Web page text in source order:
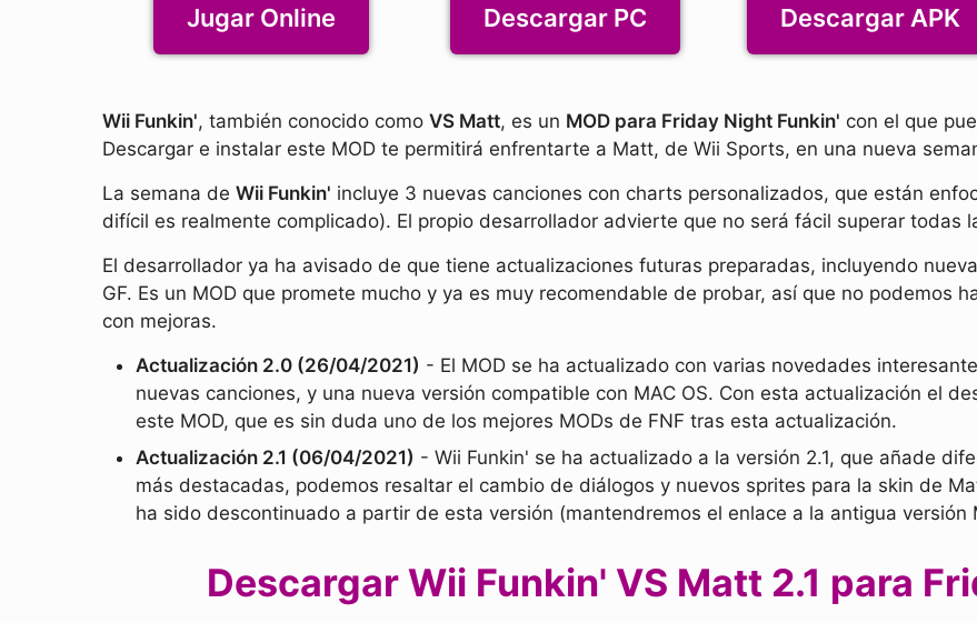
Jugar Online Descargar PC Descargar APK
Wii Funkin', también conocido como VS Matt, es un MOD para Friday Night Funkin' con el que
Descargar e instalar este MOD te permitirá enfrentarte a Matt, de Wii Sports, en una nueva
La semana de Wii Funkin' incluye 3 nuevas canciones con charts personalizados, que están
difícil es realmente complicado). El propio desarrollador advierte que no será fácil superar todas
El desarrollador ya ha avisado de que tiene actualizaciones futuras preparadas, incluyendo
GF. Es un MOD que promete mucho y ya es muy recomendable de probar, así que no podemos
con mejoras.
Actualización 2.0 (26/04/2021) - El MOD se ha actualizado con varias novedades
nuevas canciones, y una nueva versión compatible con MAC OS. Con esta actualización el
este MOD, que es sin duda uno de los mejores MODs de FNF tras esta actualización.
Actualización 2.1 (06/04/2021) - Wii Funkin' se ha actualizado a la versión 2.1, que añade
más destacadas, podemos resaltar el cambio de diálogos y nuevos sprites para la skin de
ha sido descontinuado a partir de esta versión (mantendremos el enlace a la antigua versión
Descargar Wii Funkin' VS Matt 2.1 para